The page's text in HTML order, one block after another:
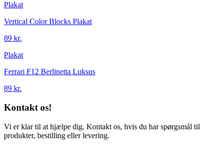
Plakat
Vertical Color Blocks Plakat
89 kr.
Plakat
Ferrari F12 Berlinetta Luksus
89 kr.
Kontakt os!
Vi er klar til at hjælpe dig. Kontakt os, hvis du har spørgsmål til
produkter, bestilling eller levering.